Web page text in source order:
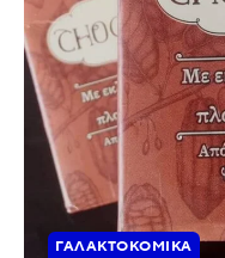
ΓΑΛΑΚΤΟΚΟΜΙΚΆ